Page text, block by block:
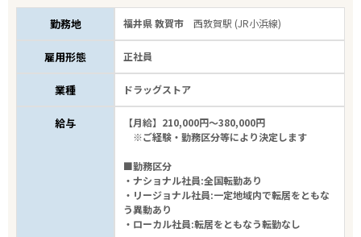
勤務地 福井県 敦賀市西敦賀駅 (JR小浜線)
雇用形態 正社員
業種 ドラッグストア
給与
【月給】210,000円～380,000円
※ご経験・勤務区分等により決定します
■勤務区分
・ナショナル社員:全国転勤あり
・リージョナル社員:一定地域内で転居をともな
う異動あり
・ローカル社員:転居をともなう転勤なし